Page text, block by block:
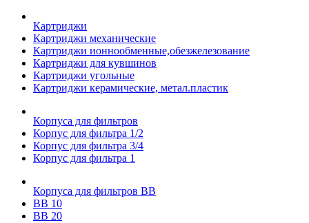
Картриджи
Картриджи механические
Картриджи ионнообменные,обезжелезование
Картриджи для кувшинов
Картриджи угольные
Картриджи керамические, метал.пластик
Корпуса для фильтров
Корпус для фильтра 1/2
Корпус для фильтра 3/4
Корпус для фильтра 1
Корпуса для фильтров ВВ
ВВ 10
ВВ 20